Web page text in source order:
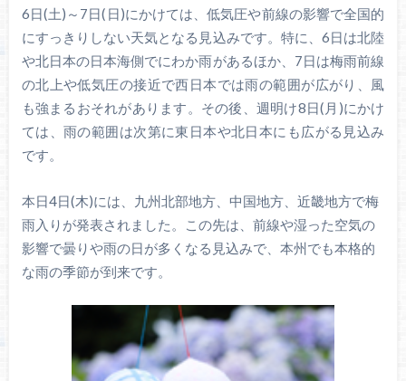
6日(土)～7日(日)にかけては、低気圧や前線の影響で全国的
にすっきりしない天気となる見込みです。特に、6日は北陸
や北日本の日本海側でにわか雨があるほか、7日は梅雨前線
の北上や低気圧の接近で西日本では雨の範囲が広がり、風
も強まるおそれがあります。その後、週明け8日(月)にかけ
ては、雨の範囲は次第に東日本や北日本にも広がる見込み
です。
本日4日(木)には、九州北部地方、中国地方、近畿地方で梅
雨入りが発表されました。この先は、前線や湿った空気の
影響で曇りや雨の日が多くなる見込みで、本州でも本格的
な雨の季節が到来です。